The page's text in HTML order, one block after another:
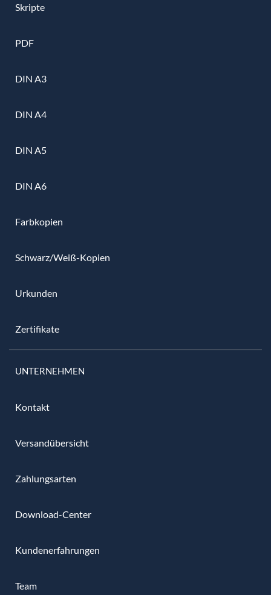
Skripte
PDF
DIN A3
DIN A4
DIN A5
DIN A6
Farbkopien
Schwarz/Weiß-Kopien
Urkunden
Zertifikate
UNTERNEHMEN
Kontakt
Versandübersicht
Zahlungsarten
Download-Center
Kundenerfahrungen
Team